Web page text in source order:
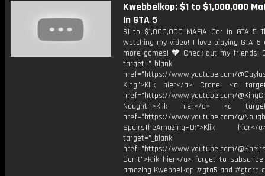
Kwebbelkop: $1 to $1,000,000
In GTA 5
$1 to $1,000,000 MAFIA Car In GTA 5
watching my video! I love playing GTA 5
more games! 🧡 Check out my friends:
target="_blank"
href="https://www.youtube.com/
King">Klik hier</a> Crane: <a
href="https://www.youtube.com/
Nought:">Klik hier</a> <a
href="https://www.youtube.com/
SpeirsTheAmazingHD:">Klik
target="_blank"
href="https://www.youtube.com/
Don't">Klik hier</a> forget to
amazing Kwebbelkop #gta5 and #gtarp